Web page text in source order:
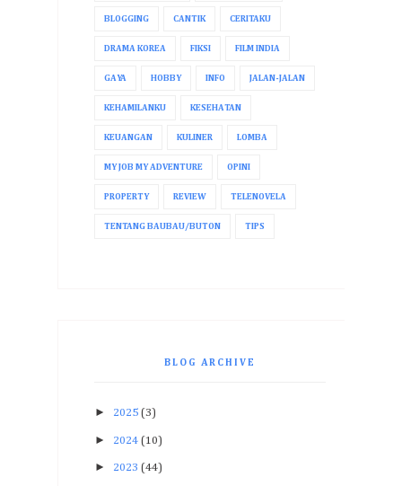
BLOGGING CANTIK CERITAKU
DRAMA KOREA FIKSI FILM INDIA
GAYA HOBBY INFO JALAN-JALAN
KEHAMILANKU KESEHATAN
KEUANGAN KULINER LOMBA
MY JOB MY ADVENTURE OPINI
PROPERTY REVIEW TELENOVELA
TENTANG BAUBAU/BUTON TIPS
BLOG ARCHIVE
► 2025 (3)
► 2024 (10)
► 2023 (44)